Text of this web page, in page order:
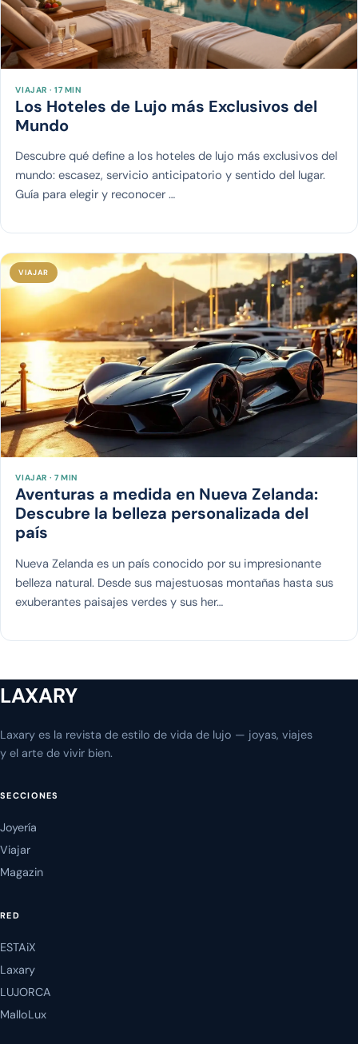
VIAJAR · 17 MIN
Los Hoteles de Lujo más Exclusivos del
Mundo
Descubre qué define a los hoteles de lujo más exclusivos del
mundo: escasez, servicio anticipatorio y sentido del lugar.
Guía para elegir y reconocer …
VIAJAR
VIAJAR · 7 MIN
Aventuras a medida en Nueva Zelanda:
Descubre la belleza personalizada del
país
Nueva Zelanda es un país conocido por su impresionante
belleza natural. Desde sus majestuosas montañas hasta sus
exuberantes paisajes verdes y sus her…
LAXARY
Laxary es la revista de estilo de vida de lujo — joyas, viajes
y el arte de vivir bien.
SECCIONES
Joyería
Viajar
Magazin
RED
ESTAiX
Laxary
LUJORCA
MalloLux